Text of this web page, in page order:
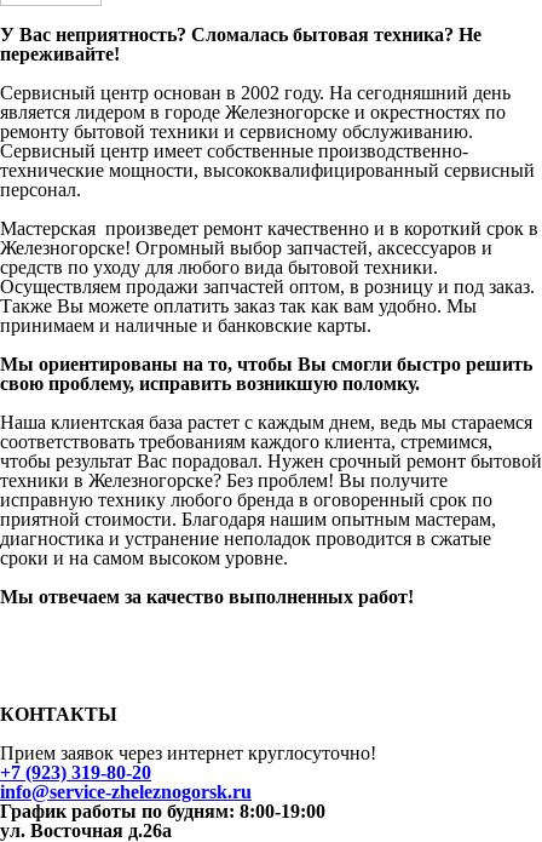
У Вас неприятность? Сломалась бытовая техника? Не
переживайте!
Сервисный центр основан в 2002 году. На сегодняшний день
является лидером в городе Железногорске и окрестностях по
ремонту бытовой техники и сервисному обслуживанию.
Сервисный центр имеет собственные производственно-
технические мощности, высококвалифицированный сервисный
персонал.
Мастерская произведет ремонт качественно и в короткий срок в
Железногорске! Огромный выбор запчастей, аксессуаров и
средств по уходу для любого вида бытовой техники.
Осуществляем продажи запчастей оптом, в розницу и под заказ.
Также Вы можете оплатить заказ так как вам удобно. Мы
принимаем и наличные и банковские карты.
Мы ориентированы на то, чтобы Вы смогли быстро решить
свою проблему, исправить возникшую поломку.
Наша клиентская база растет с каждым днем, ведь мы стараемся
соответствовать требованиям каждого клиента, стремимся,
чтобы результат Вас порадовал. Нужен срочный ремонт бытовой
техники в Железногорске? Без проблем! Вы получите
исправную технику любого бренда в оговоренный срок по
приятной стоимости. Благодаря нашим опытным мастерам,
диагностика и устранение неполадок проводится в сжатые
сроки и на самом высоком уровне.
Мы отвечаем за качество выполненных работ!
КОНТАКТЫ
Прием заявок через интернет круглосуточно!
+7 (923) 319-80-20
info@service-zheleznogorsk.ru
График работы по будням: 8:00-19:00
ул. Восточная д.26а